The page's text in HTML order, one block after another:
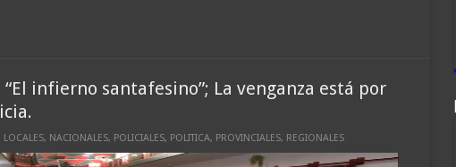
infierno santafesino”; La venganza está por
LOCALES, NACIONALES, POLICIALES, POLITICA, PROVINCIALES, REGIONALES